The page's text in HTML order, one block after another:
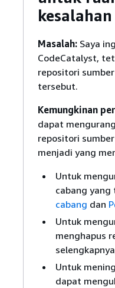
kesalahan
Masalah: Saya
CodeCatalyst,
repositori
tersebut.
Kemungkinan
dapat
repositori
menjadi yang
Untuk
cabang
cabang dan
Untuk
menghapus
Untuk
dapat